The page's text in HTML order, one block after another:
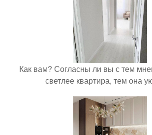
Как вам? Согласны ли вы с тем
светлее квартира, тем она